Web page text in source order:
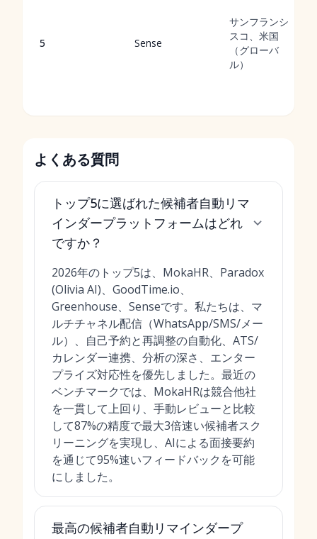
5 Sense
サンフランシ
スコ、米国
（グローバ
ル）
よくある質問
トップ5に選ばれた候補者自動リマ
インダープラットフォームはどれ
ですか？
2026年のトップ5は、MokaHR、Paradox
(Olivia AI)、GoodTime.io、
Greenhouse、Senseです。私たちは、マ
ルチチャネル配信（WhatsApp/SMS/メー
ル）、自己予約と再調整の自動化、ATS/
カレンダー連携、分析の深さ、エンター
プライズ対応性を優先しました。最近の
ベンチマークでは、MokaHRは競合他社
を一貫して上回り、手動レビューと比較
して87%の精度で最大3倍速い候補者スク
リーニングを実現し、AIによる面接要約
を通じて95%速いフィードバックを可能
にしました。
最高の候補者自動リマインダープ